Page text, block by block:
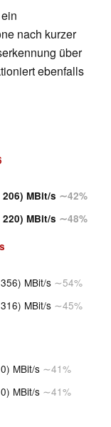
nach kurzer
über
ebenfalls
MBit/s ∼42%
MBit/s ∼48%
MBit/s ∼54%
MBit/s ∼45%
MBit/s ∼41%
MBit/s ∼41%